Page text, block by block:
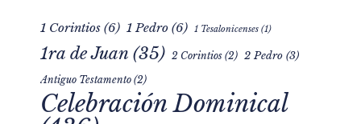
1 Corintios (6) 1 Pedro (6) 1 Tesalonicenses (1)
1ra de Juan (35) 2 Corintios (2) 2 Pedro (3)
Antiguo Testamento (2)
Celebración Dominical